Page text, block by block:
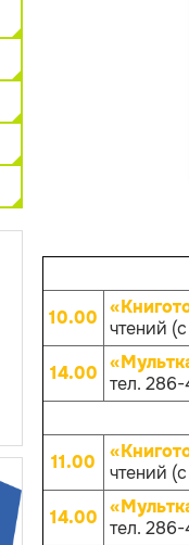
10.00 чтений
14.00 тел.
11.00
чтений
14.00 тел.